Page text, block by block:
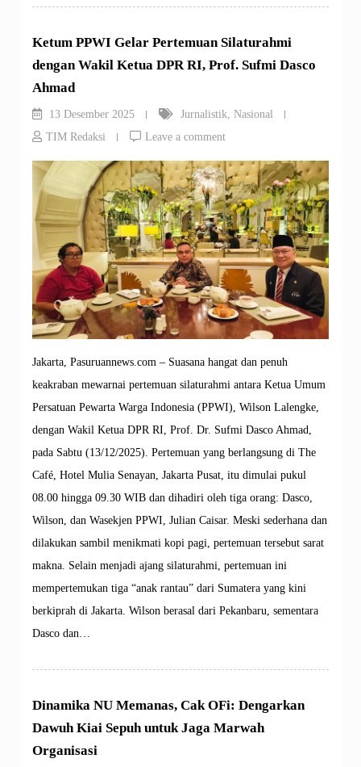
Ketum PPWI Gelar Pertemuan Silaturahmi
dengan Wakil Ketua DPR RI, Prof. Sufmi Dasco
Ahmad
13 Desember 2025 Jurnalistik, Nasional
TIM Redaksi
Leave a comment
Jakarta, Pasuruannews.com – Suasana hangat dan penuh
keakraban mewarnai pertemuan silaturahmi antara Ketua Umum
Persatuan Pewarta Warga Indonesia (PPWI), Wilson Lalengke,
dengan Wakil Ketua DPR RI, Prof. Dr. Sufmi Dasco Ahmad,
pada Sabtu (13/12/2025). Pertemuan yang berlangsung di The
Café, Hotel Mulia Senayan, Jakarta Pusat, itu dimulai pukul
08.00 hingga 09.30 WIB dan dihadiri oleh tiga orang: Dasco,
Wilson, dan Wasekjen PPWI, Julian Caisar. Meski sederhana dan
dilakukan sambil menikmati kopi pagi, pertemuan tersebut sarat
makna. Selain menjadi ajang silaturahmi, pertemuan ini
mempertemukan tiga “anak rantau” dari Sumatera yang kini
berkiprah di Jakarta. Wilson berasal dari Pekanbaru, sementara
Dasco dan…
Dinamika NU Memanas, Cak OFi: Dengarkan
Dawuh Kiai Sepuh untuk Jaga Marwah
Organisasi